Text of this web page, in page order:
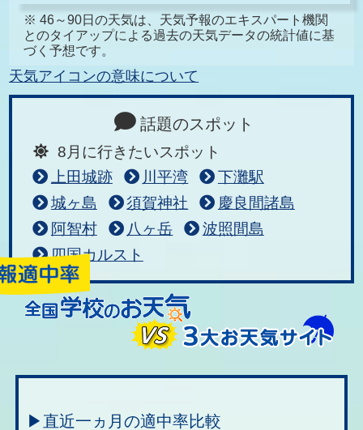
※ 46～90日の天気は、天気予報のエキスパート機関
とのタイアップによる過去の天気データの統計値に基
づく予想です。
天気アイコンの意味について
話題のスポット
8月に行きたいスポット
上田城跡
川平湾
下灘駅
城ヶ島
須賀神社
慶良間諸島
阿智村
八ヶ岳
波照間島
四国カルスト
▶直近一ヵ月の適中率比較